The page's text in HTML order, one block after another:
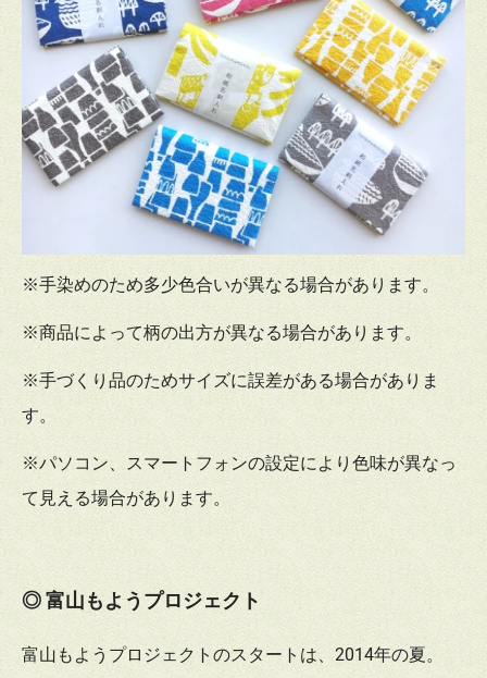
※手染めのため多少色合いが異なる場合があります。
※商品によって柄の出方が異なる場合があります。
※手づくり品のためサイズに誤差がある場合がありま
す。
※パソコン、スマートフォンの設定により色味が異なっ
て見える場合があります。
◎ 富山もようプロジェクト
富山もようプロジェクトのスタートは、2014年の夏。